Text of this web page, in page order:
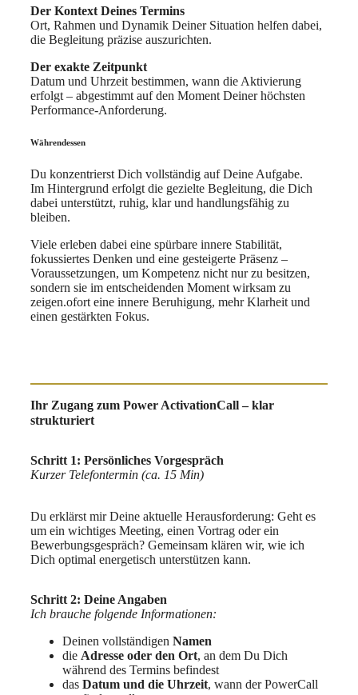
Der Kontext Deines Termins
Ort, Rahmen und Dynamik Deiner Situation helfen dabei,
die Begleitung präzise auszurichten.
Der exakte Zeitpunkt
Datum und Uhrzeit bestimmen, wann die Aktivierung
erfolgt – abgestimmt auf den Moment Deiner höchsten
Performance-Anforderung.
Währendessen
Du konzentrierst Dich vollständig auf Deine Aufgabe.
Im Hintergrund erfolgt die gezielte Begleitung, die Dich
dabei unterstützt, ruhig, klar und handlungsfähig zu
bleiben.
Viele erleben dabei eine spürbare innere Stabilität,
fokussiertes Denken und eine gesteigerte Präsenz –
Voraussetzungen, um Kompetenz nicht nur zu besitzen,
sondern sie im entscheidenden Moment wirksam zu
zeigen.ofort eine innere Beruhigung, mehr Klarheit und
einen gestärkten Fokus.
Ihr Zugang zum Power ActivationCall – klar
strukturiert
Schritt 1: Persönliches Vorgespräch
Kurzer Telefontermin (ca. 15 Min)
Du erklärst mir Deine aktuelle Herausforderung: Geht es
um ein wichtiges Meeting, einen Vortrag oder ein
Bewerbungsgespräch? Gemeinsam klären wir, wie ich
Dich optimal energetisch unterstützen kann.
Schritt 2: Deine Angaben
Ich brauche folgende Informationen:
Deinen vollständigen Namen
die Adresse oder den Ort, an dem Du Dich
während des Termins befindest
das Datum und die Uhrzeit, wann der PowerCall